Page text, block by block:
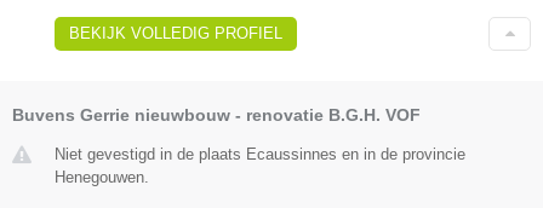
BEKIJK VOLLEDIG PROFIEL
Buvens Gerrie nieuwbouw - renovatie B.G.H. VOF
Niet gevestigd in de plaats Ecaussinnes en in de provincie
Henegouwen.